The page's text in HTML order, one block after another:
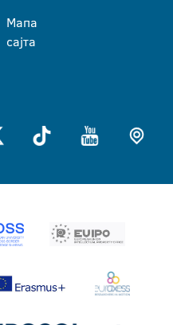
Мапа
сајта